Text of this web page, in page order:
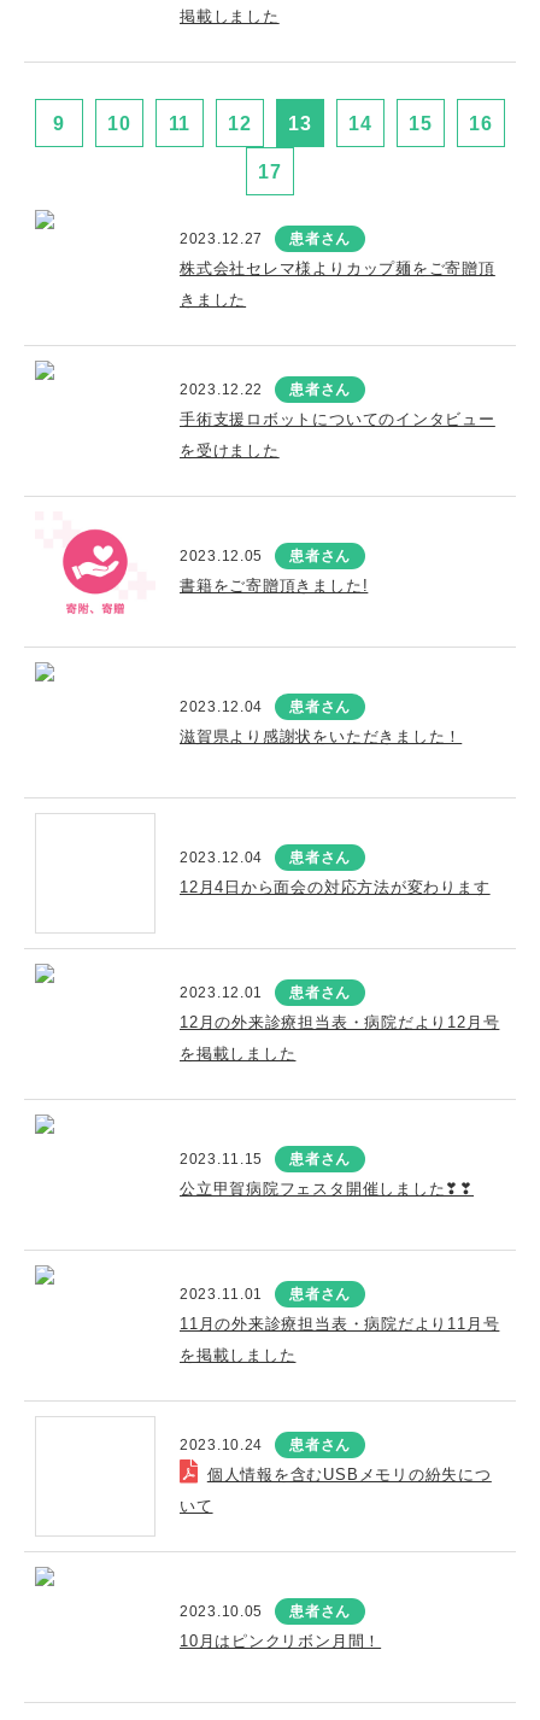
掲載しました
9 10 11 12 13 14 15 16
17
2023.12.27 患者さん
株式会社セレマ様よりカップ麺をご寄贈頂
きました
2023.12.22 患者さん
手術支援ロボットについてのインタビュー
を受けました
2023.12.05 患者さん
書籍をご寄贈頂きました!
2023.12.04 患者さん
滋賀県より感謝状をいただきました！
2023.12.04 患者さん
12月4日から面会の対応方法が変わります
2023.12.01 患者さん
12月の外来診療担当表・病院だより12月号
を掲載しました
2023.11.15 患者さん
公立甲賀病院フェスタ開催しました❣❣
2023.11.01 患者さん
11月の外来診療担当表・病院だより11月号
を掲載しました
2023.10.24 患者さん
個人情報を含むUSBメモリの紛失につ
いて
2023.10.05 患者さん
10月はピンクリボン月間！